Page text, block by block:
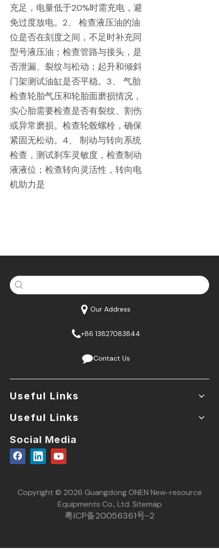
充足，电量低于20%时需充电，避
免过度放电。2、 检查液压油的油
位是否在刻度之间，不足时补充同
型号液压油；检查管路与接头，是
否泄漏、裂纹与松动；起升和倾斜
门架测试油缸是否平稳。3、 气胎
检查轮胎气压和轮胎面磨损情况，
实心胎需要检查是否有裂纹、割伤
或异常磨损。检查轮毂螺栓，确保
紧固无松动。4、 制动与转向系统
检查，测试刹车灵敏度，检查制动
液液位；检查转向灵活性，转向电
机助力是
Our Address
+86 13827083844
Contact Us
Useful Links
Useful Links
Social Media
Copyright © 2026 Guangdong ONEN New-resource
Equipments Co., Ltd. Sitemap
粤ICP备20056361号-2